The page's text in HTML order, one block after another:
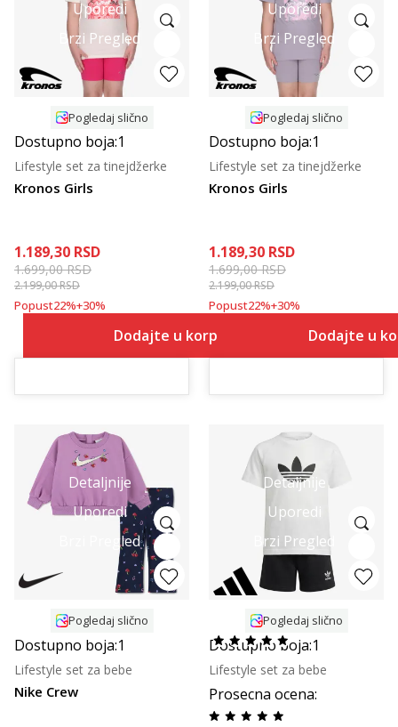
Uporedi
Brzi Pregled
Pogledaj slično
Dostupno boja:1
Kronos Girls
Lifestyle set za tinejdžerke
1.189,30 RSD
1.699,00RSD
2.199,00RSD
Popust22%+30%
Dodajte u korpu
Uporedi
Brzi Pregled
Pogledaj slično
Dostupno boja:1
Kronos Girls
Lifestyle set za tinejdžerke
1.189,30 RSD
1.699,00RSD
2.199,00RSD
Popust22%+30%
Dodajte u
Detaljnije
Uporedi
Brzi Pregled
Pogledaj slično
Dostupno boja:1
Nike Crew
Lifestyle set za bebe
Detaljnije
Uporedi
Brzi Pregled
Pogledaj slično
Dostupno boja:1
Prosecna ocena:
Lifestyle set za bebe